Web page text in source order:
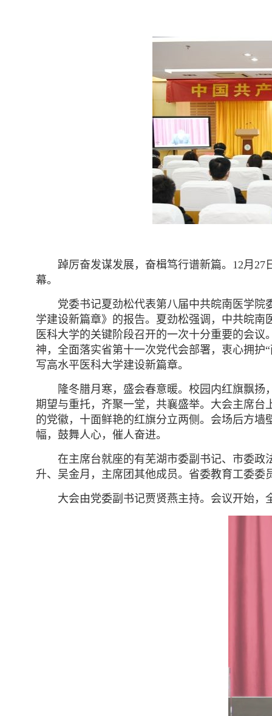
踔厉奋发谋发展，奋楫笃行谱新篇。12月
幕。
党委书记夏劲松代表第八届中共皖南医学
学建设新篇章》的报告。夏劲松强调，中共皖
医科大学的关键阶段召开的一次十分重要的会
神，全面落实省第十一次党代会部署，衷心拥护
写高水平医科大学建设新篇章。
隆冬腊月寒，盛会春意暖。校园内红旗飘
期望与重托，齐聚一堂，共襄盛举。大会主席
的党徽，十面鲜艳的红旗分立两侧。会场后方
幅，鼓舞人心，催人奋进。
在主席台就座的有芜湖市委副书记、市委
升、吴金月，主席团其他成员。省委教育工委
大会由党委副书记贾贤燕主持。会议开始